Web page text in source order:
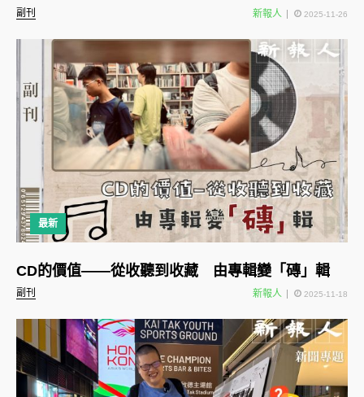
副刊 新報人 2025-11-26
最新
副刊
CD的價值——從收聽到收藏 由專輯變「磚」輯
新報人 2025-11-18